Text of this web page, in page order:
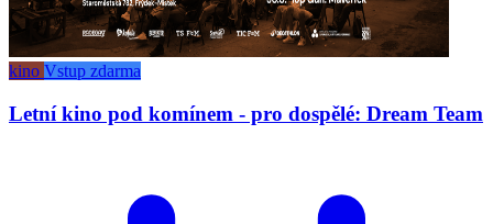
kino Vstup zdarma
Letní kino pod komínem - pro dospělé: Dream Team